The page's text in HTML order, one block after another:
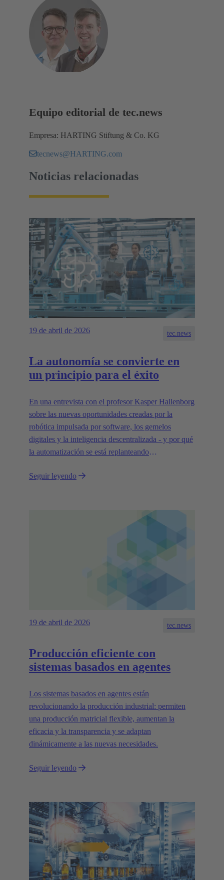
Equipo editorial de tec.news
Empresa: HARTING Stiftung & Co. KG
tecnews@HARTING.com
Noticias relacionadas
19 de abril de 2026 tec.news
La autonomía se convierte en
un principio para el éxito
En una entrevista con el profesor Kasper Hallenborg
sobre las nuevas oportunidades creadas por la
robótica impulsada por software, los gemelos
digitales y la inteligencia descentralizada - y por qué
la automatización se está replanteando
Seguir leyendo
19 de abril de 2026 tec.news
Producción eficiente con
sistemas basados en agentes
Los sistemas basados en agentes están
revolucionando la producción industrial: permiten
una producción matricial flexible, aumentan la
eficacia y la transparencia y se adaptan
dinámicamente a las nuevas necesidades.
Seguir leyendo